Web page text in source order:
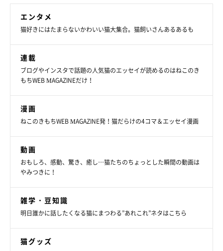
い猫の姿に反響
は、飼い主さんや見ている人たちを心配させてしまうことも…？
して下さい 生きてますよ」と飼い主さんが補足をしてしまうほど
ぐで猫の寝姿が最高すぎる！
Instagramユーザー＠ojarinnさんの愛猫・スコティッシュフォール
っぷりを披露して毎回ファンの方たちを癒してくれています♪ そ
エンタメ
猫好きにはたまらないかわいい猫大集合。猫飼いさんあるあるも
連載
ブログやインスタで話題の人気猫のエッセイが読めるのはねこのき
もちWEB MAGAZINEだけ！
漫画
ねこのきもちWEB MAGAZINE発！猫だらけの4コマ＆エッセイ漫画
動画
おもしろ、感動、驚き、癒し…猫たちのちょっとした瞬間の動画は
やみつきに！
雑学・豆知識
明日誰かに話したくなる猫にまつわる”あれこれ”ネタはこちら
猫グッズ